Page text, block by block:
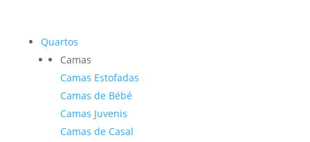
Quartos
Camas
Camas Estofadas
Camas de Bébé
Camas Juvenis
Camas de Casal